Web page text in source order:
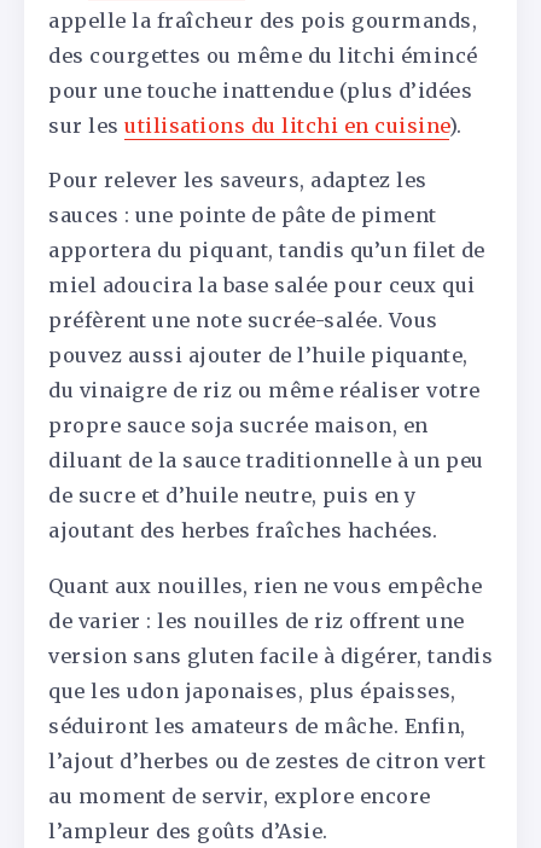
appelle la fraîcheur des pois gourmands,
des courgettes ou même du litchi émincé
pour une touche inattendue (plus d’idées
sur les utilisations du litchi en cuisine).
Pour relever les saveurs, adaptez les
sauces : une pointe de pâte de piment
apportera du piquant, tandis qu’un filet de
miel adoucira la base salée pour ceux qui
préfèrent une note sucrée-salée. Vous
pouvez aussi ajouter de l’huile piquante,
du vinaigre de riz ou même réaliser votre
propre sauce soja sucrée maison, en
diluant de la sauce traditionnelle à un peu
de sucre et d’huile neutre, puis en y
ajoutant des herbes fraîches hachées.
Quant aux nouilles, rien ne vous empêche
de varier : les nouilles de riz offrent une
version sans gluten facile à digérer, tandis
que les udon japonaises, plus épaisses,
séduiront les amateurs de mâche. Enfin,
l’ajout d’herbes ou de zestes de citron vert
au moment de servir, explore encore
l’ampleur des goûts d’Asie.